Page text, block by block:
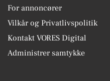
For annoncører
Vilkår og Privatlivspolitik
Kontakt VORES Digital
Administrer samtykke